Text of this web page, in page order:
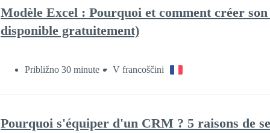
Modèle Excel : Pourquoi et comment créer
disponible gratuitement)
Približno 30 minute V francoščini
Pourquoi s'équiper d'un CRM ? 5 raisons de